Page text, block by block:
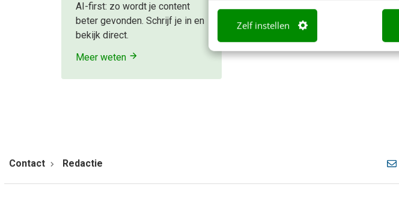
Zelf instellen
AI-first: zo wordt je content
beter gevonden. Schrijf je in en
bekijk direct.
Meer weten
Contact Redactie